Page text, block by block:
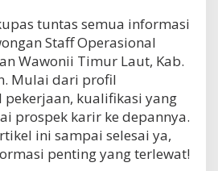
tuntas semua informasi
Staff Operasional
Wawonii Timur Laut, Kab.
Mulai dari profil
pekerjaan, kualifikasi yang
prospek karir ke depannya.
ini sampai selesai ya,
penting yang terlewat!